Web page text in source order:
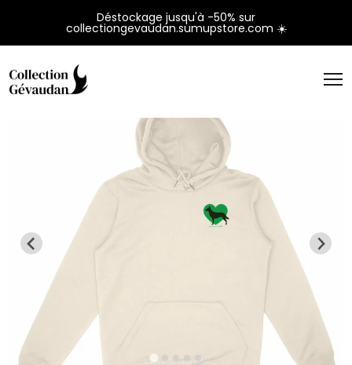
Déstockage jusqu'à -50% sur
collectiongevaudan.sumupstore.com ☀️
Panneau de gestion des cookies